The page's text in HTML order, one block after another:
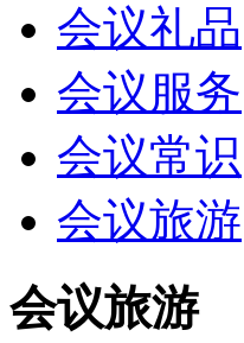
会议礼品
会议服务
会议常识
会议旅游
会议旅游